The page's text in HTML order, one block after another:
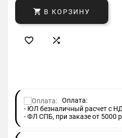
 В КОРЗИНУ
 
Оплата:
- ЮЛ безналичный расчет с
- ФЛ СПБ, при заказе от 5000